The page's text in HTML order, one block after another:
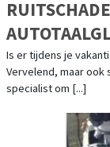
Is er tijdens je
Vervelend, maar ook
specialist om [...]